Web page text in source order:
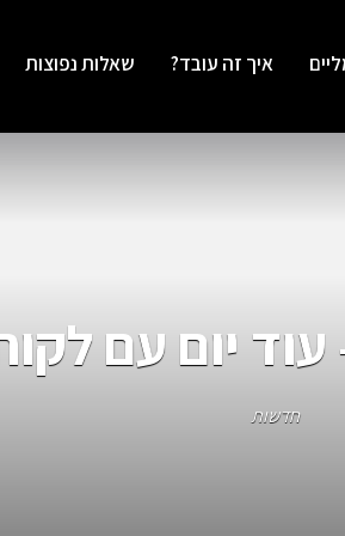
איך זה עובד? שאלות נפוצות
חדשות